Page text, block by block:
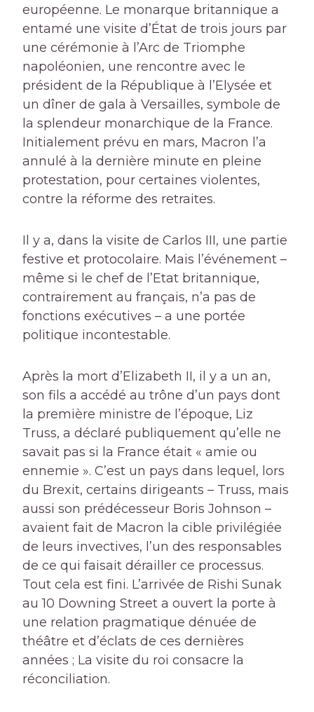
européenne. Le monarque britannique a
entamé une visite d’État de trois jours par
une cérémonie à l’Arc de Triomphe
napoléonien, une rencontre avec le
président de la République à l’Elysée et
un dîner de gala à Versailles, symbole de
la splendeur monarchique de la France.
Initialement prévu en mars, Macron l’a
annulé à la dernière minute en pleine
protestation, pour certaines violentes,
contre la réforme des retraites.
Il y a, dans la visite de Carlos III, une partie
festive et protocolaire. Mais l’événement –
même si le chef de l’Etat britannique,
contrairement au français, n’a pas de
fonctions exécutives – a une portée
politique incontestable.
Après la mort d’Elizabeth II, il y a un an,
son fils a accédé au trône d’un pays dont
la première ministre de l’époque, Liz
Truss, a déclaré publiquement qu’elle ne
savait pas si la France était « amie ou
ennemie ». C’est un pays dans lequel, lors
du Brexit, certains dirigeants – Truss, mais
aussi son prédécesseur Boris Johnson –
avaient fait de Macron la cible privilégiée
de leurs invectives, l’un des responsables
de ce qui faisait dérailler ce processus.
Tout cela est fini. L’arrivée de Rishi Sunak
au 10 Downing Street a ouvert la porte à
une relation pragmatique dénuée de
théâtre et d’éclats de ces dernières
années ; La visite du roi consacre la
réconciliation.